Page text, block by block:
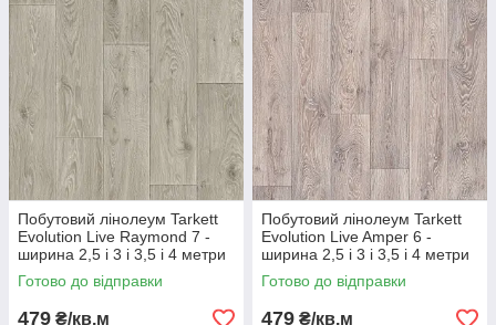
Побутовий лінолеум Tarkett
Evolution Live Raymond 7 -
ширина 2,5 і 3 і 3,5 і 4 метри
Готово до відправки
479 ₴/кв.м
Побутовий лінолеум Tarkett
Evolution Live Amper 6 -
ширина 2,5 і 3 і 3,5 і 4 метри
Готово до відправки
479 ₴/кв.м